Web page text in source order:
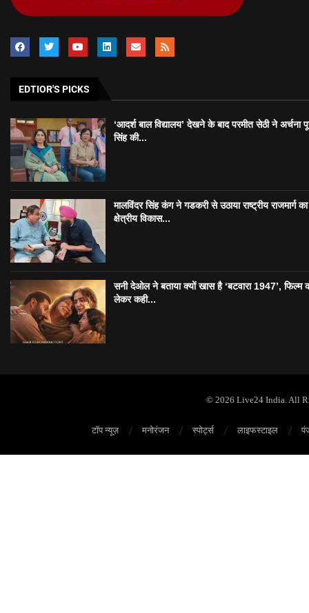
EDTIOR'S PICKS
‘आदर्श बाल विद्यालय’ देखने के बाद परमीत सेठी ने अर्चना
सिंह की...
मालविंदर सिंह कंग ने गडकरी से उठाया राष्ट्रीय राजमार्ग का
क्षेत्रीय विकास...
सनी देओल ने बताया क्यों खास है ‘बटवारा 1947’, फिल्म
लेकर कही...
© 2026 Live24 India. All
टॉप न्यूज़ मनोरंजन स्पोर्ट्स लाइफस्टाइल